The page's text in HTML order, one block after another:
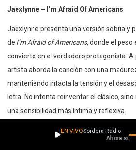
Jaexlynne – I’m Afraid Of Americans
Jaexlynne presenta una versión sobria y
de I’m Afraid of Americans, donde el peso
convierte en el verdadero protagonista. A
artista aborda la canción con una
manteniendo intacta la tensión y el
letra. No intenta reinventar el clásico,
una sensibilidad más íntima y reflexiva.
La producción se mantiene fiel al espíritu
EN VIVOSordera Radio
Ahora suena